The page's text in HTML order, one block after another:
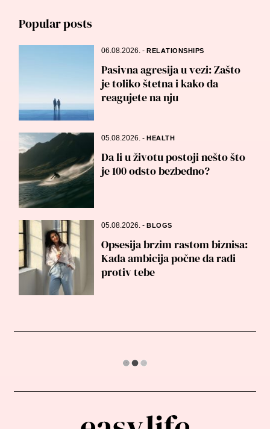
Popular posts
06.08.2026.-RELATIONSHIPS
Pasivna agresija u vezi: Zašto
je toliko štetna i kako da
reagujete na nju
05.08.2026.-HEALTH
Da li u životu postoji nešto što
je 100 odsto bezbedno?
05.08.2026.-BLOGS
Opsesija brzim rastom biznisa:
Kada ambicija počne da radi
protiv tebe